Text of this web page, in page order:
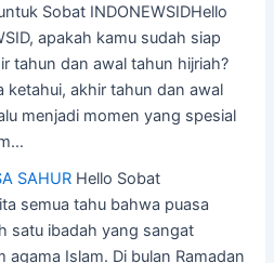
Sobat INDONEWSIDHello
apakah kamu sudah siap
tahun dan awal tahun hijriah?
ketahui, akhir tahun dan awal
menjadi momen yang spesial
SAHUR Hello Sobat
semua tahu bahwa puasa
satu ibadah yang sangat
agama Islam. Di bulan Ramadan